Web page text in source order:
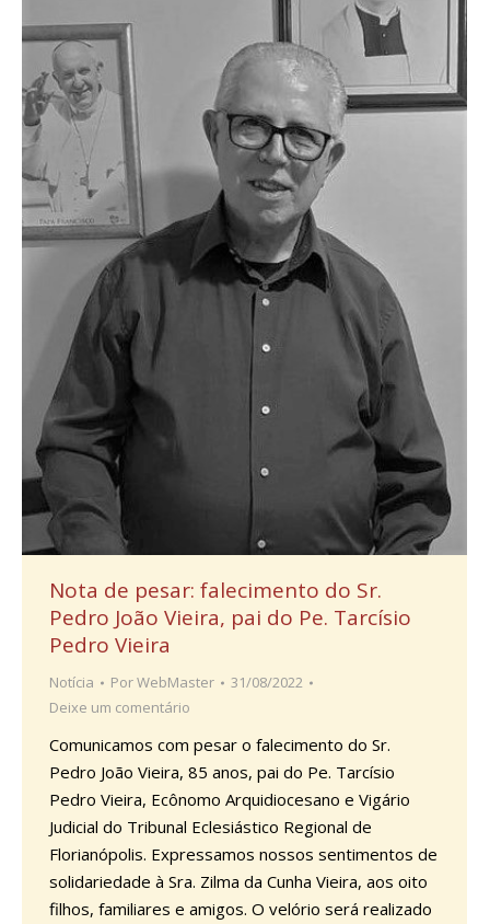
Nota de pesar: falecimento do Sr.
Pedro João Vieira, pai do Pe. Tarcísio
Pedro Vieira
Notícia PorWebMaster
31/08/2022
Deixe um comentário
Comunicamos com pesar o falecimento do Sr.
Pedro João Vieira, 85 anos, pai do Pe. Tarcísio
Pedro Vieira, Ecônomo Arquidiocesano e Vigário
Judicial do Tribunal Eclesiástico Regional de
Florianópolis. Expressamos nossos sentimentos de
solidariedade à Sra. Zilma da Cunha Vieira, aos oito
filhos, familiares e amigos. O velório será realizado